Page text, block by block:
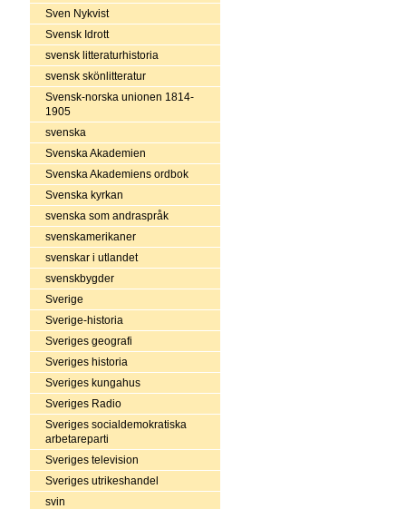
Sven Nykvist
Svensk Idrott
svensk litteraturhistoria
svensk skönlitteratur
Svensk-norska unionen 1814-
1905
svenska
Svenska Akademien
Svenska Akademiens ordbok
Svenska kyrkan
svenska som andraspråk
svenskamerikaner
svenskar i utlandet
svenskbygder
Sverige
Sverige-historia
Sveriges geografi
Sveriges historia
Sveriges kungahus
Sveriges Radio
Sveriges socialdemokratiska
arbetareparti
Sveriges television
Sveriges utrikeshandel
svin